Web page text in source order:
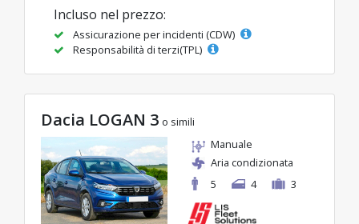
Incluso nel prezzo:
Assicurazione per incidenti (CDW)
Responsabilità di terzi(TPL)
Dacia LOGAN 3 o simili
Manuale
Aria condizionata
5
4 3